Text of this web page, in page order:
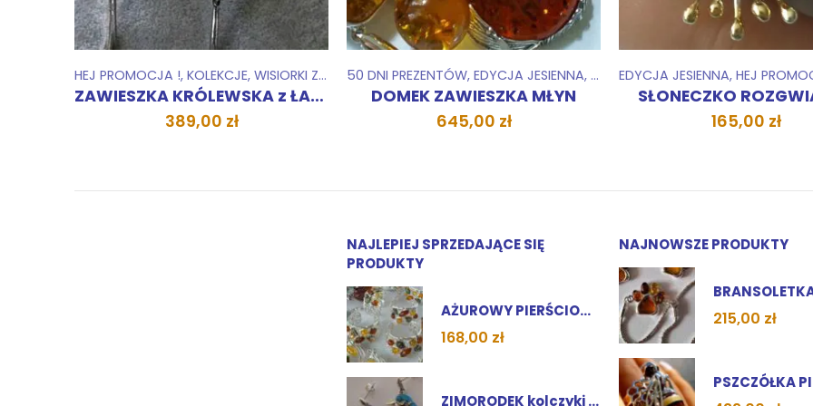
ZESTAWY ,ZESTAWY
50 DNI PREZENTÓW,EDYCJA JESIENNA ,HEJ PROMOCJA !,KOLEKCJE,SZCZĘŚLIWE DOMKI ,WISIORKI ZAWIESZKI,ZESTAWY
DOMEK ZAWIESZKA MŁYN
645,00 zł
EDYCJA JESIENNA,HEJ PROMOCJA !,KOLEKCJE ,WISIORKI ZAWIESZKI,
SŁONECZKO ROZGWIAZDA
165,00 zł
50 DNI PREZENTÓW,EDYCJA
JABŁUSZKO
188,00 zł
NAJLEPIEJ SPRZEDAJĄCE SIĘ
PRODUKTY
AŻUROWY PIERŚCIONEK Multikolor, Jasny, Koniak, Wiśnia
168,00 zł
ZIMORODEK kolczyki turkus i bursztyn
NAJNOWSZE PRODUKTY
215,00 zł